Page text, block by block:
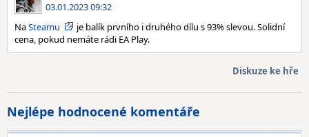
03.01.2023 09:32
NaSteamu
je balík prvního i druhého dílu s 93% slevou. Solidní
cena, pokud nemáte rádi EA Play.
Diskuze ke hře
Nejlépe hodnocené komentáře